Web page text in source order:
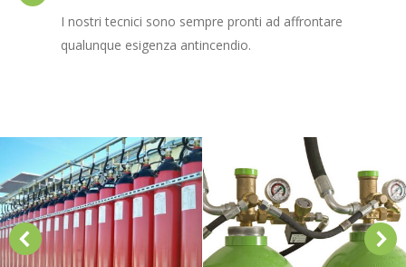
I nostri tecnici sono sempre pronti ad affrontare
qualunque esigenza antincendio.